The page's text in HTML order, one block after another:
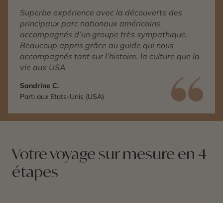
Superbe expérience avec la découverte des
principaux parc nationaux américains
accompagnés d’un groupe très sympathique.
Beaucoup appris grâce au guide qui nous
accompagnés tant sur l’histoire, la culture que la
vie aux USA
Sandrine C.
Parti aux Etats-Unis (USA)
Votre voyage sur mesure en 4
étapes